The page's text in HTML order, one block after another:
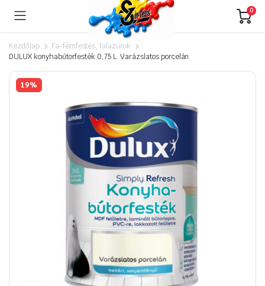
0
Kezdőlap
Fa-fémfestés, falazúrok
DULUX konyhabútorfesték 0,75 L. Varázslatos porcelán
19%